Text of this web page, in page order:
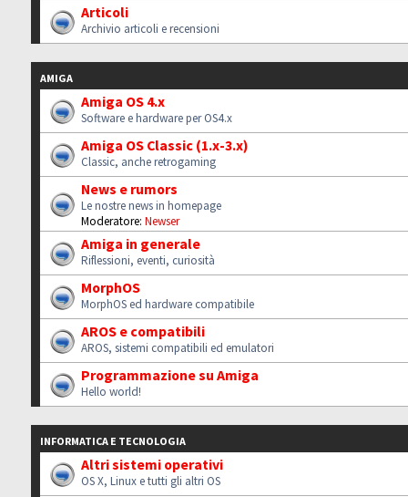
Articoli
Archivio articoli e recensioni
AMIGA
Amiga OS 4.x
Software e hardware per OS4.x
Amiga OS Classic (1.x-3.x)
Classic, anche retrogaming
News e rumors
Le nostre news in homepage
Moderatore: Newser
Amiga in generale
Riflessioni, eventi, curiosità
MorphOS
MorphOS ed hardware compatibile
AROS e compatibili
AROS, sistemi compatibili ed emulatori
Programmazione su Amiga
Hello world!
INFORMATICA E TECNOLOGIA
Altri sistemi operativi
OS X, Linux e tutti gli altri OS